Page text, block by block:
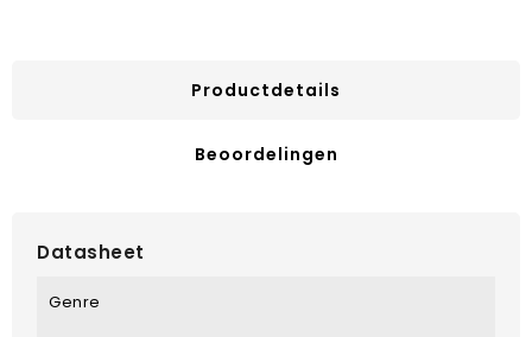
Productdetails
Beoordelingen
Datasheet
Genre